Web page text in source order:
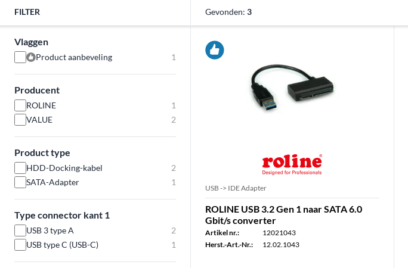
FILTER
Vlaggen
Product aanbeveling 1
Producent
ROLINE
1
VALUE
2
Product type
HDD-Docking-kabel
2
SATA-Adapter
1
Type connector kant 1
USB 3 type A
2
USB type C (USB-C)
1
Gevonden: 3
USB -> IDE Adapter
ROLINE USB 3.2 Gen 1 naar SATA 6.0
Gbit/s converter
Artikel nr.:
12021043
Herst.-Art.-Nr.:
12.02.1043